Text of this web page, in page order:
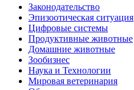
Законодательство
Эпизоотическая ситуация
Цифровые системы
Продуктивные животные
Домашние животные
Зообизнес
Наука и Технологии
Мировая ветеринария